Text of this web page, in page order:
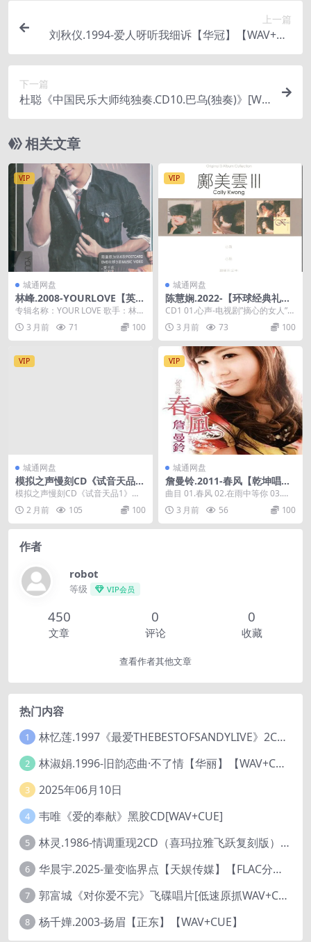
上一篇
刘秋仪.1994-爱人呀听我细诉【华冠】【WAV+CU
E】
下一篇
杜聪《中国民乐大师纯独奏.CD10.巴乌(独奏)》[WA
V+CUE]
相关文章
VIP
城通网盘
林峰.2008-YOURLOVE【英皇
娱乐】【WAV+CUE】
专辑名称：YOUR LOVE 歌手：林峯
语言：粤语 发行时间：2008/09/...
3 月前 71 100
VIP
城通网盘
陈慧娴.2022-【环球经典礼赞
3】3CD【环球】【WAV+CU
E】
CD1 01.心声-电视剧”摘心的女人”主
题曲 02.心...
3 月前 73 100
VIP
城通网盘
模拟之声慢刻CD《试音天品
1》日本母盘[低速原抓WAV+C
UE]
模拟之声慢刻CD《试音天品1》日
本母盘[低速原抓WAV+CUE] 01.Tak
e... 2 月前 105 100
VIP
城通网盘
詹曼铃.2011-春风【乾坤唱
片】【FLAC分轨】
曲目 01.春风 02.在雨中等你 03.风
吹断了线 04.失恋茶 05.苦衷（...
3 月前 56 100
作者
robot
等级 VIP会员
450
文章
0
评论
0
收藏
查看作者其他文章
热门内容
1 林忆莲.1997《最爱THEBESTOFSANDYLIVE》2CD【滚石】
2 林淑娟.1996-旧韵恋曲·不了情【华丽】【WAV+CUE】
3 2025年06月10日
4 韦唯《爱的奉献》黑胶CD[WAV+CUE]
5 林灵.1986-情调重现2CD（喜玛拉雅飞跃复刻版）【海丽】
6 华晨宇.2025-量变临界点【天娱传媒】【FLAC分轨】
7 郭富城《对你爱不完》飞碟唱片[低速原抓WAV+CUE]
8 杨千嬅.2003-扬眉【正东】【WAV+CUE】